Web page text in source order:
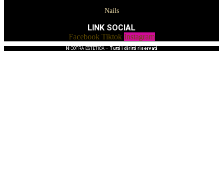
Nails
LINK SOCIAL
Facebook Tiktok Instagram
NICOTRA ESTETICA – Tutti i diritti riservati